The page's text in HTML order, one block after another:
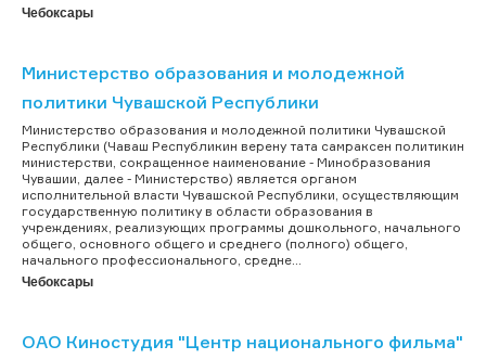
Чебоксары
Министерство образования и молодежной
политики Чувашской Республики
Министерство образования и молодежной политики Чувашской
Республики (Чаваш Республикин верену тата самраксен политикин
министерстви, сокращенное наименование - Минобразования
Чувашии, далее - Министерство) является органом
исполнительной власти Чувашской Республики, осуществляющим
государственную политику в области образования в
учреждениях, реализующих программы дошкольного, начального
общего, основного общего и среднего (полного) общего,
начального профессионального, средне...
Чебоксары
ОАО Киностудия "Центр национального фильма"